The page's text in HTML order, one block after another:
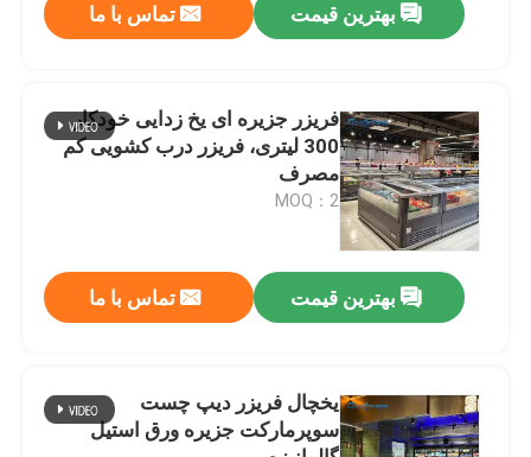
محصولات
فیلم های
درباره ما
بهترین قیمت تماس با ما
فریزر جزیره ای یخ زدایی خودکار
300 لیتری، فریزر درب کشویی کم
مصرف
MOQ：2
بهترین قیمت تماس با ما
یخچال فریزر دیپ چست
سوپرمارکت جزیره ورق استیل